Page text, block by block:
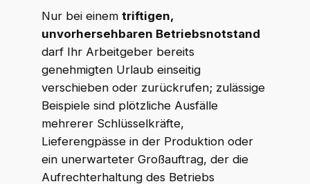
Nur bei einem triftigen,
unvorhersehbaren Betriebsnotstand
darf Ihr Arbeitgeber bereits
genehmigten Urlaub einseitig
verschieben oder zurückrufen; zulässige
Beispiele sind plötzliche Ausfälle
mehrerer Schlüsselkräfte,
Lieferengpässe in der Produktion oder
ein unerwarteter Großauftrag, der die
Aufrechterhaltung des Betriebs